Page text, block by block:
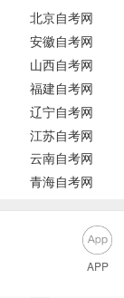
北京自考网
安徽自考网
山西自考网
福建自考网
辽宁自考网
江苏自考网
云南自考网
青海自考网
APP